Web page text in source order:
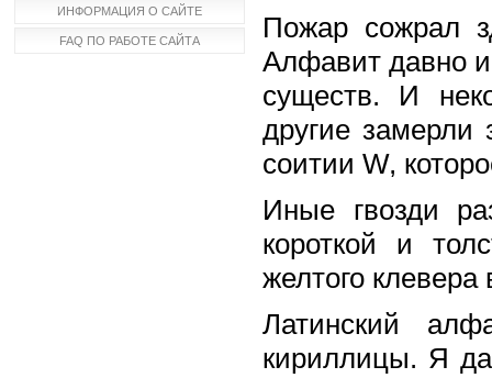
ИНФОРМАЦИЯ О САЙТЕ
FAQ ПО РАБОТЕ САЙТА
Пожар сожрал
Алфавит давно
существ. И
другие
соитии W,
Иные гвозди
короткой и
желтого клевера
Латинский
кириллицы. Я